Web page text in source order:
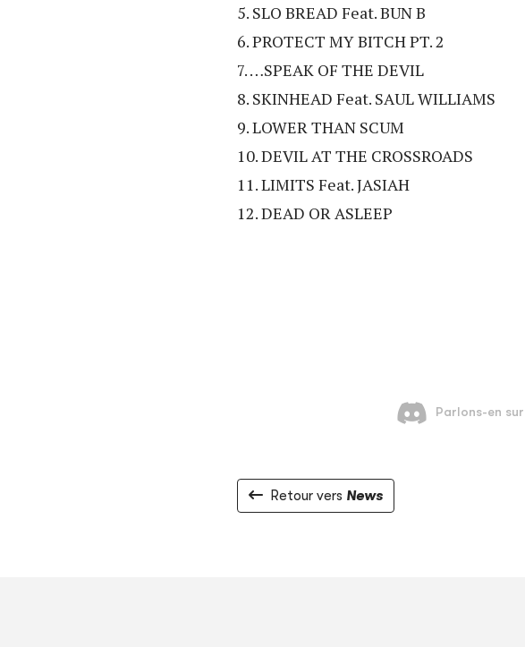
5. SLO BREAD Feat. BUN B
6. PROTECT MY BITCH PT. 2
7. …SPEAK OF THE DEVIL
8. SKINHEAD Feat. SAUL WILLIAMS
9. LOWER THAN SCUM
10. DEVIL AT THE CROSSROADS
11. LIMITS Feat. JASIAH
12. DEAD OR ASLEEP
Retour vers News